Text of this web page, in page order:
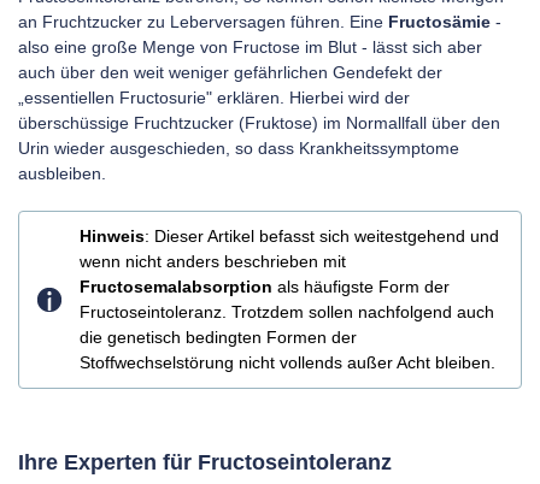
an Fruchtzucker zu Leberversagen führen. Eine Fructosämie -
also eine große Menge von Fructose im Blut - lässt sich aber
auch über den weit weniger gefährlichen Gendefekt der
„essentiellen Fructosurie" erklären. Hierbei wird der
überschüssige Fruchtzucker (Fruktose) im Normallfall über den
Urin wieder ausgeschieden, so dass Krankheitssymptome
ausbleiben.
Hinweis: Dieser Artikel befasst sich weitestgehend und
wenn nicht anders beschrieben mit
Fructosemalabsorption als häufigste Form der
Fructoseintoleranz. Trotzdem sollen nachfolgend auch
die genetisch bedingten Formen der
Stoffwechselstörung nicht vollends außer Acht bleiben.
Ihre Experten für Fructoseintoleranz